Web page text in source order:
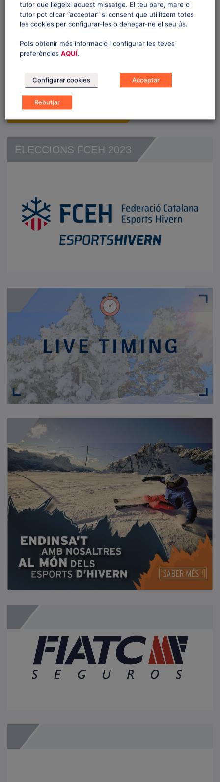
TRIA EL TEU CLUB
RESULTATS I DISCIPLINES
ELS PROPERS ESDEVENIMENTS
AVANTATGES PER A FEDERATS
ELECCIONS FCEH 2023
tutor que llegeixi aquest missatge. El teu pare, mare o
tutor pot clicar “acceptar” si consent que utilitzem totes
les cookies per configurar-les o denegar-ne el seu ús.
Pots obtenir més informació i configurar les teves
preferències AQUÍ.
Configurar cookies Acceptar
Rebutjar